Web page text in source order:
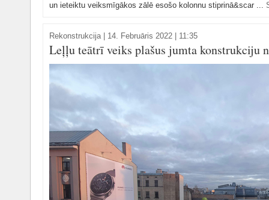
un ieteiktu veiksmīgākos zālē esošo kolonnu stiprinā&scar ...
Rekonstrukcija| 14. Februāris 2022 | 11:35
Leļļu teātrī veiks plašus jumta konstrukciju